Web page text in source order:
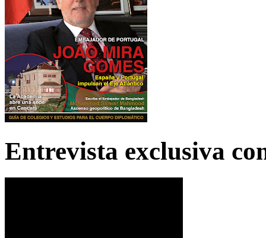
Entrevista exclusiva